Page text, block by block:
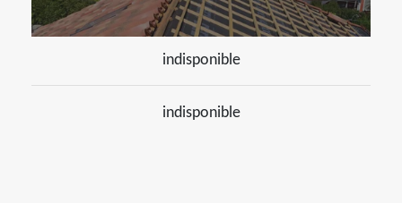
indisponible
indisponible